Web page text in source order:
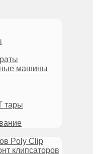
машины
тары
Poly Clip
клипсаторов